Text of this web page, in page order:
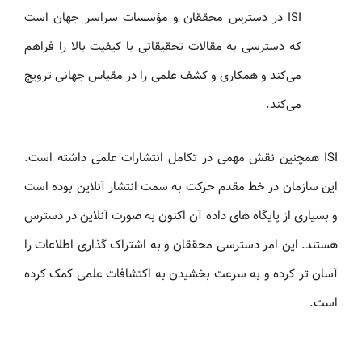
ISI در دسترس محققان و مؤسسات سراسر جهان است
که دسترسی به مقالات تحقیقاتی با کیفیت بالا را فراهم
می‌کند و همکاری و کشف علمی را در مقیاس جهانی ترویج
می‌کند.
ISI همچنین نقش مهمی در تکامل انتشارات علمی داشته است.
این سازمان در خط مقدم حرکت به سمت انتشار آنلاین بوده است
و بسیاری از پایگاه های داده آن اکنون به صورت آنلاین در دسترس
هستند. این امر دسترسی محققان و به اشتراک گذاری اطلاعات را
آسان تر کرده و به سرعت بخشیدن به اکتشافات علمی کمک کرده
است.